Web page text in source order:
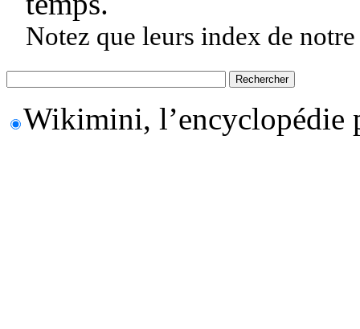
Notez que leurs index de
Wikimini, l’encyclopédie